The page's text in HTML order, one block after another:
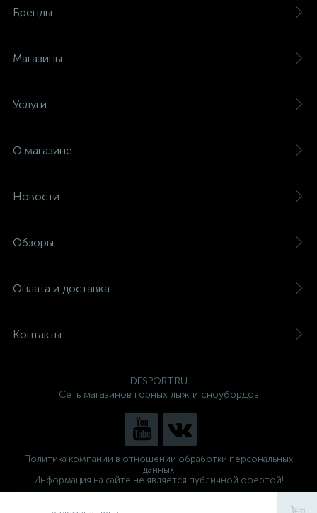
Бренды
Магазины
Услуги
О магазине
Новости
Обзоры
Оплата и доставка
Контакты
DFSPORT.RU
Сеть магазинов горных лыж и сноубордов
Политика компании в отношении обработки персональных
данных
Информация на сайте не является публичной офертой!